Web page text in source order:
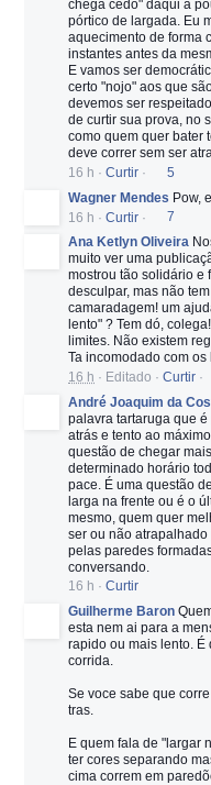
chega cedo" daqui a
pórtico de largada. Eu
aquecimento de forma
instantes antes da
E vamos ser
certo "nojo" aos que
devemos ser
de curtir sua prova, no
como quem quer bater
deve correr sem ser
16 h · Curtir ·
5
Wagner Mendes Pow,
16 h · Curtir ·
7
Ana Ketlyn Oliveira
muito ver uma
mostrou tão solidário e
desculpar, mas não
camaradagem! um
lento" ? Tem dó,
limites. Não existem
Ta incomodado com
16 h · Editado · Curtir ·
André Joaquim da
palavra tartaruga que
atrás e tento ao
questão de chegar
determinado horário
pace. É uma questão
larga na frente ou é o
mesmo, quem quer
ser ou não
pelas paredes
conversando.
16 h · Curtir
Guilherme Baron
esta nem ai para a
rapido ou mais lento. É
corrida.
Se voce sabe que
tras.
E quem fala de "largar
ter cores separando
cima correm em